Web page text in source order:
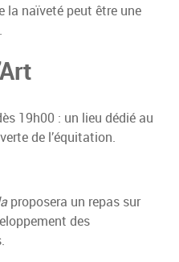
la naïveté peut être une
19h00 : un lieu dédié au
de l’équitation.
proposera un repas sur
des